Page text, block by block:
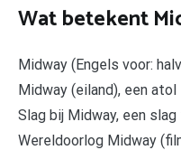
Wat betekent
Midway (Engels voor:
Midway (eiland), een
Slag bij Midway, een
Wereldoorlog Midway